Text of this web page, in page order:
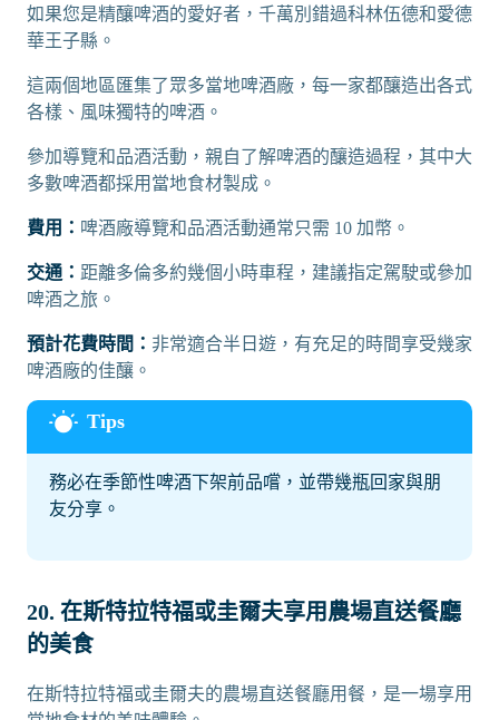
如果您是精釀啤酒的愛好者，千萬別錯過科林伍德和愛德
華王子縣。
這兩個地區匯集了眾多當地啤酒廠，每一家都釀造出各式
各樣、風味獨特的啤酒。
參加導覽和品酒活動，親自了解啤酒的釀造過程，其中大
多數啤酒都採用當地食材製成。
費用： 啤酒廠導覽和品酒活動通常只需 10 加幣。
交通： 距離多倫多約幾個小時車程，建議指定駕駛或參加
啤酒之旅。
預計花費時間： 非常適合半日遊，有充足的時間享受幾家
啤酒廠的佳釀。
務必在季節性啤酒下架前品嚐，並帶幾瓶回家與朋
友分享。
20. 在斯特拉特福或圭爾夫享用農場直送餐廳
的美食
在斯特拉特福或圭爾夫的農場直送餐廳用餐，是一場享用